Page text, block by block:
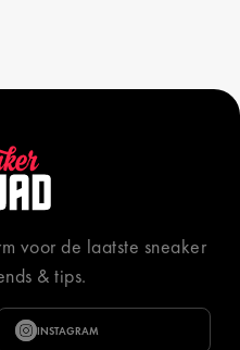
voor de laatste sneaker
& tips.
INSTAGRAM